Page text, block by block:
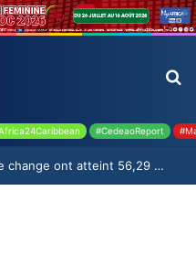
#CedeaoReport
Côte d’Ivoire : les réserves de change ont atteint 56,29 milliards USD en juillet